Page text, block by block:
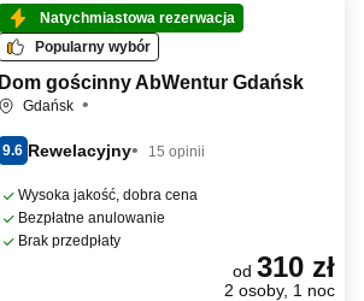
Natychmiastowa rezerwacja
Popularny wybór
Dom gościnny AbWentur Gdańsk
Gdańsk
9.6 Rewelacyjny 15 opinii
Wysoka jakość, dobra cena
Bezpłatne anulowanie
Brak przedpłaty
od 310 zł
2 osoby, 1 noc